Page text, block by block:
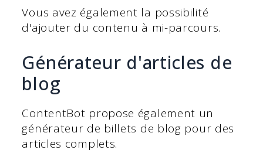
Vous avez également la possibilité
d'ajouter du contenu à mi-parcours.
Générateur d'articles de
blog
ContentBot propose également un
générateur de billets de blog pour des
articles complets.